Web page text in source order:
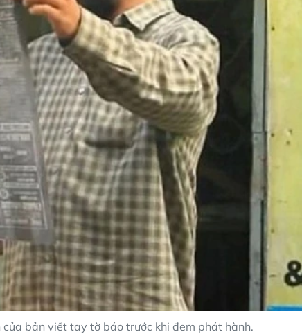
bản viết tay tờ báo trước khi đem phát hành.